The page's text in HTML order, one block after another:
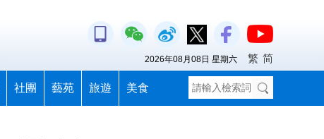
社團 藝苑 旅遊 美食
2026年08月08日 星期六 繁 简